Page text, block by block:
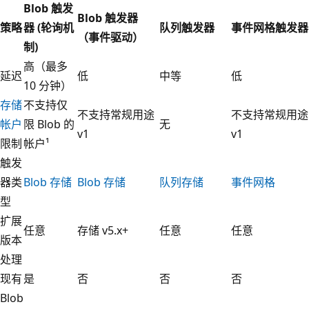
策略
Blob 触发
器 (轮询机
制)
Blob 触发器
（事件驱动）
队列触发器 事件网格触发器
延迟
高（最多
10 分钟）
低 中等
低
存储
帐户
限制
不支持仅
限 Blob 的
帐户¹
不支持常规用途
v1
无
不支持常规用途
v1
触发
器类
型
Blob 存储 Blob 存储 队列存储 事件网格
扩展
版本
任意 存储 v5.x+ 任意
任意
处理
现有
Blob
是 否 否 否